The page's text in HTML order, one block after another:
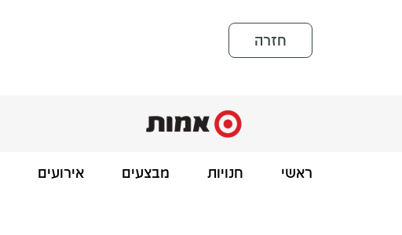
חזרה
ראשי חנויות מבצעים אירועים